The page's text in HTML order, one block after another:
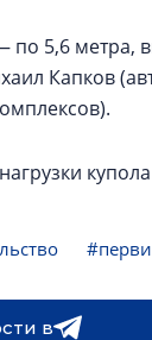
по 5,6
Капков
в